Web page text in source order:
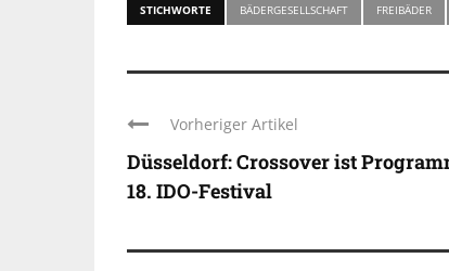
STICHWORTE BÄDERGESELLSCHAFT FREIBÄDER
Vorheriger Artikel
Düsseldorf: Crossover ist
18. IDO-FestivalINDUSTRIELLER
EINFAMILIENHAUS